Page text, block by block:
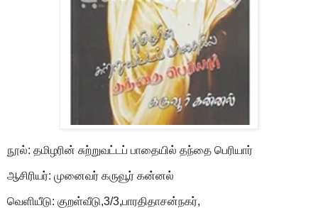
நூல்: தமிழரின் சுற்றுவட்டப் பாதையில் தந்தை பெரியார்
ஆசிரியர்: முனைவர் கருவூர் கன்னல்
வெளியீடு: குறள்வீடு,3/3,பாரதிதாசன்நகர்,